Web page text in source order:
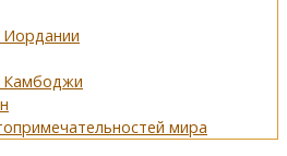
Иордании
Камбоджи
мира